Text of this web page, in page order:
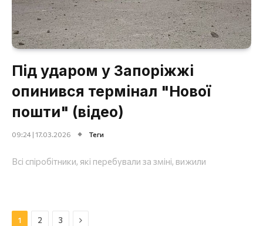
Під ударом у Запоріжжі
опинився термінал "Нової
пошти" (відео)
09:24 | 17.03.2026 Теги
Всі спіробітники, які перебували за зміні, вижили
1 2 3 Далі